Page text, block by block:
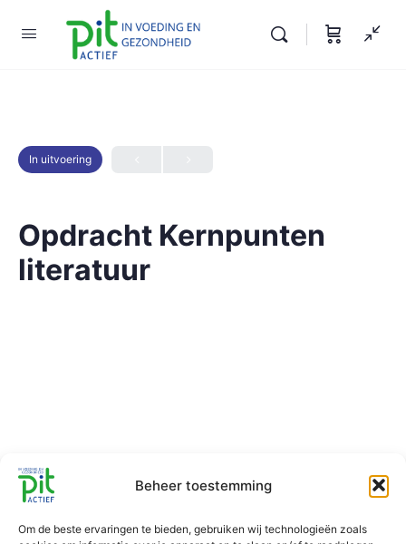
Beheer toestemming
Om de beste ervaringen te bieden, gebruiken wij technologieën zoals
In uitvoering
Opdracht Kernpunten
literatuur